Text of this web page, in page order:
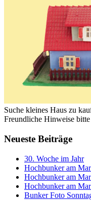
Suche kleines Haus zu
Freundliche Hinweise
Neueste Beiträge
30. Woche im Jahr
Hochbunker am
Hochbunker am
Hochbunker am
Bunker Foto